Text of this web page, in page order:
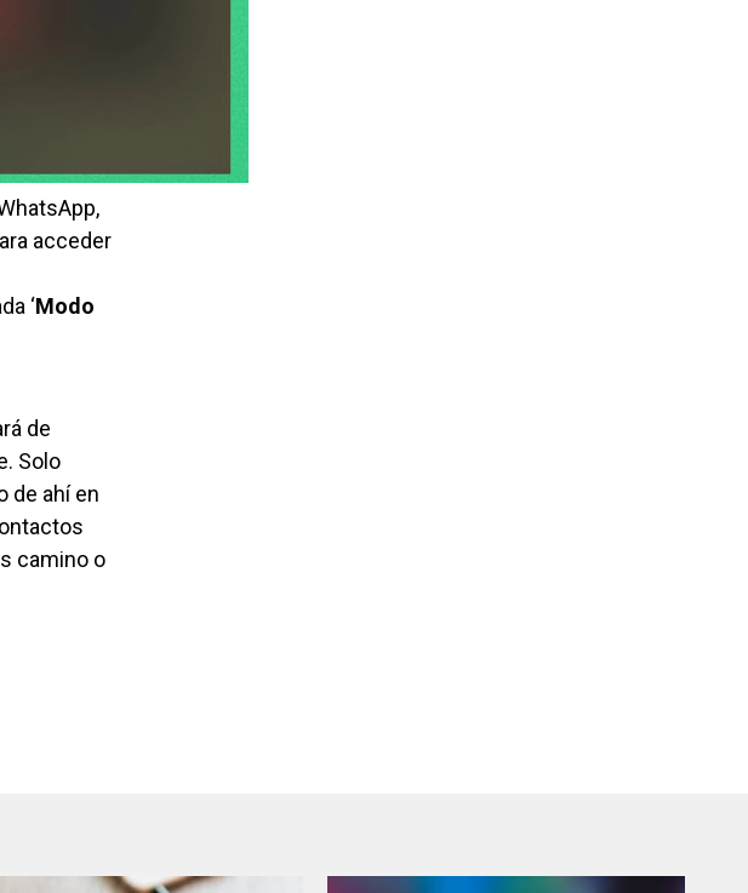
acceder
‘Modo
de
Solo
de ahí en
camino o